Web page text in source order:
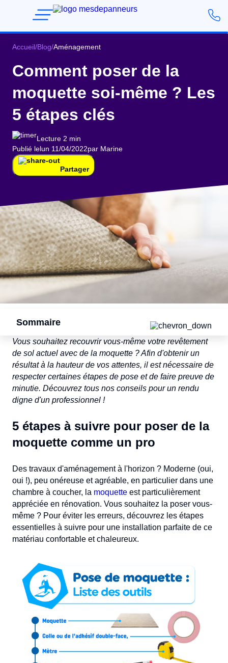
Accueil/Blog/Aménagement
Comment poser de la
moquette soi-même ? Les
5 étapes clés
Lecture 2 min
Publié lelun 11/04/2022par Marine
Partager
Sommaire
Vous souhaitez recouvrir vous-même votre revêtement
de sol actuel avec de la moquette ? Afin d'obtenir un
résultat à la hauteur de vos attentes, il est nécessaire de
respecter certaines étapes de pose et de faire preuve de
minutie. Découvrez tous nos conseils pour un rendu
digne d'un professionnel !
5 étapes à suivre pour poser de la
moquette comme un pro
Des travaux d'aménagement à l'horizon ? Moderne (oui,
oui !), peu onéreuse et agréable, en particulier dans une
chambre à coucher, la moquette est particulièrement
appréciée en rénovation. Vous souhaitez la poser vous-
même ? Pour éviter les erreurs, découvrez les étapes
essentielles à suivre pour une installation parfaite de ce
matériau confortable et chaleureux.